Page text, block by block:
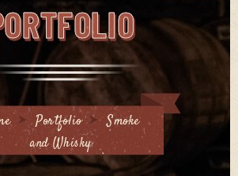
Portfolio
Smoke
and Whisky